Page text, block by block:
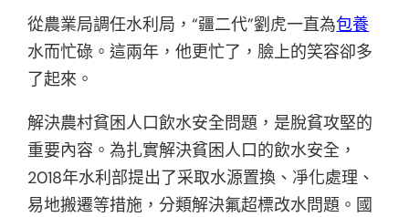
從農業局調任水利局，“疆二代”劉虎一直為包養
水而忙碌。這兩年，他更忙了，臉上的笑容卻多
了起來。
解決農村貧困人口飲水安全問題，是脫貧攻堅的
重要內容。為扎實解決貧困人口的飲水安全，
2018年水利部提出了采取水源置換、凈化處理、
易地搬遷等措施，分類解決氟超標改水問題。國